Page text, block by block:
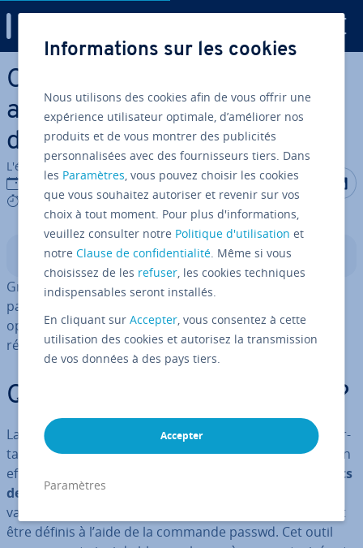
Aller au contenu principal
Commande passwd :
apprenez à modifier les mots
de passe
L'équipe édi­to­riale IONOS
23/10/2023
5 mins
Partager
Sommaire
Grâce à la commande passwd, dé­fi­nis­sez des mots de
passe pour vous ou d’autres personnes. Diverses
options vous per­met­tent de procéder à d’autres
réglages et même de dé­sac­ti­ver des comptes inactifs.
Qu’est-ce que Linux passwd ?
La commande Linux
passwd est par­ti­cu­liè­re­ment im­por­
tante pour la sécurité des données de votre système. En
effet, elle vous permet, sous
modifier les mots
de passe d’un groupe ou d’un uti­li­sa­teur
valles de mo­di­fi­ca­tion et de blocage peuvent également
être définis à l’aide de la commande passwd. Cet outil
Informations sur les cookies
Nous utilisons des cookies afin de vous offrir une
expérience utilisateur optimale, d’améliorer nos
produits et de vous montrer des publicités
personnalisées avec des fournisseurs tiers. Dans
les Paramètres, vous pouvez choisir les cookies
que vous souhaitez autoriser et revenir sur vos
choix à tout moment. Pour plus d'informations,
veuillez consulter notre Politique d'utilisation et
notreClause de confidentialité. Même si vous
choisissez de les refuser, les cookies techniques
indispensables seront installés.
En cliquant surAccepter, vous consentez à cette
utilisation des cookies et autorisez la transmission
de vos données à des pays tiers.
Accepter
Paramètres